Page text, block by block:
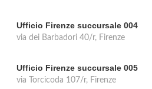
Ufficio Firenze succursale 004
via dei Barbadori 40/r, Firenze
Ufficio Firenze succursale 005
via Torcicoda 107/r, Firenze